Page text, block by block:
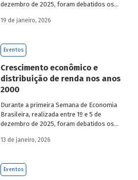
dezembro de 2025, foram debatidos os
economia do país nos últimos 40 anos,
economistas renomados.
19 de janeiro, 2026
Eventos
Crescimento econômico e
distribuição de renda nos anos
2000
Durante a primeira Semana de Economia
Brasileira, realizada entre 1º e 5 de
dezembro de 2025, foram debatidos os
economia do país nos últimos 40 anos,
economistas renomados.
13 de janeiro, 2026
Eventos